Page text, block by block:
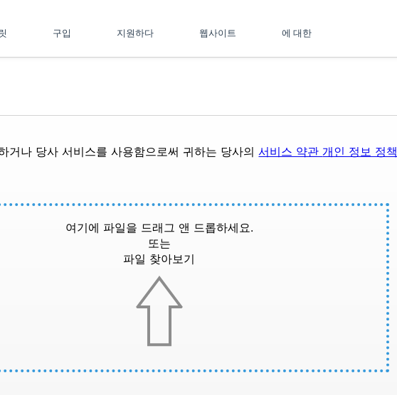
구입 지원하다 웹사이트 에 대한
거나 당사 서비스를 사용함으로써 귀하는 당사의서비스 약관개인 정보 정책
여기에 파일을 드래그 앤 드롭하세요.
또는
파일 찾아보기